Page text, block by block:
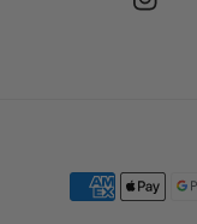
Instagram
Payment
methods